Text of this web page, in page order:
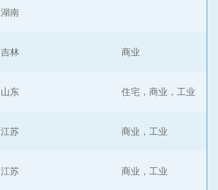
湖南
吉林 商业
山东 住宅，商业，工业
江苏 商业，工业
江苏 商业，工业